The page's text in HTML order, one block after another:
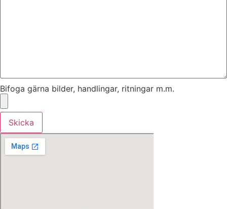
Bifoga gärna bilder, handlingar, ritningar m.m.
Skicka